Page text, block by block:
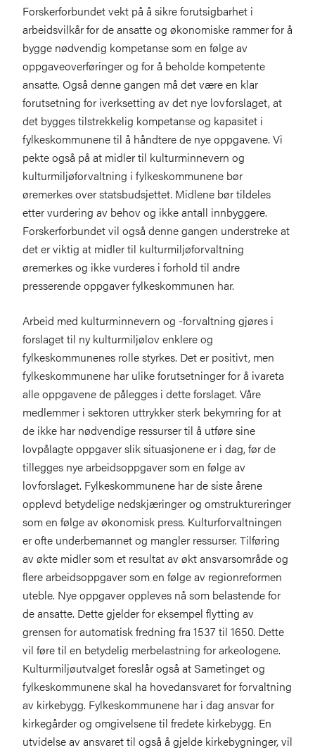
Forskerforbundet vekt på å sikre forutsigbarhet i
arbeidsvilkår for de ansatte og økonomiske rammer for å
bygge nødvendig kompetanse som en følge av
oppgaveoverføringer og for å beholde kompetente
ansatte. Også denne gangen må det være en klar
forutsetning for iverksetting av det nye lovforslaget, at
det bygges tilstrekkelig kompetanse og kapasitet i
fylkeskommunene til å håndtere de nye oppgavene. Vi
pekte også på at midler til kulturminnevern og
kulturmiljøforvaltning i fylkeskommunene bør
øremerkes over statsbudsjettet. Midlene bør tildeles
etter vurdering av behov og ikke antall innbyggere.
Forskerforbundet vil også denne gangen understreke at
det er viktig at midler til kulturmiljøforvaltning
øremerkes og ikke vurderes i forhold til andre
presserende oppgaver fylkeskommunen har.
Arbeid med kulturminnevern og -forvaltning gjøres i
forslaget til ny kulturmiljølov enklere og
fylkeskommunenes rolle styrkes. Det er positivt, men
fylkeskommunene har ulike forutsetninger for å ivareta
alle oppgavene de pålegges i dette forslaget. Våre
medlemmer i sektoren uttrykker sterk bekymring for at
de ikke har nødvendige ressurser til å utføre sine
lovpålagte oppgaver slik situasjonene er i dag, før de
tillegges nye arbeidsoppgaver som en følge av
lovforslaget. Fylkeskommunene har de siste årene
opplevd betydelige nedskjæringer og omstruktureringer
som en følge av økonomisk press. Kulturforvaltningen
er ofte underbemannet og mangler ressurser. Tilføring
av økte midler som et resultat av økt ansvarsområde og
flere arbeidsoppgaver som en følge av regionreformen
uteble. Nye oppgaver oppleves nå som belastende for
de ansatte. Dette gjelder for eksempel flytting av
grensen for automatisk fredning fra 1537 til 1650. Dette
vil føre til en betydelig merbelastning for arkeologene.
Kulturmiljøutvalget foreslår også at Sametinget og
fylkeskommunene skal ha hovedansvaret for forvaltning
av kirkebygg. Fylkeskommunene har i dag ansvar for
kirkegårder og omgivelsene til fredete kirkebygg. En
utvidelse av ansvaret til også å gjelde kirkebygninger, vil